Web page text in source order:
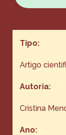
Tipo:
Artigo
Autoria:
Cristina
Ano: